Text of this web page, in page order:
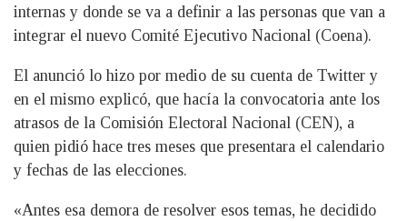
internas y donde se va a definir a las personas que van a
integrar el nuevo Comité Ejecutivo Nacional (Coena).
El anunció lo hizo por medio de su cuenta de Twitter y
en el mismo explicó, que hacía la convocatoria ante los
atrasos de la Comisión Electoral Nacional (CEN), a
quien pidió hace tres meses que presentara el calendario
y fechas de las elecciones.
«Antes esa demora de resolver esos temas, he decidido